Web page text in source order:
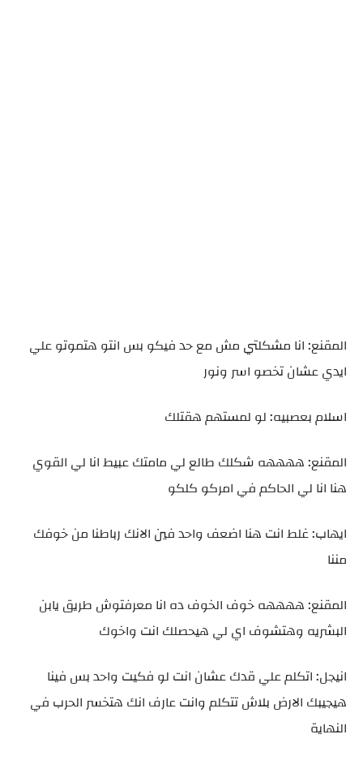
المقنع: انا مشكلتي مش مع حد فيكو بس انتو هتموتو علي
ايدي عشان تخصو اسر ونور
اسلام بعصبيه: لو لمستهم هقتلك
المقنع: ههههه شكلك طالع لي مامتك عبيط انا لي القوي
هنا انا لي الحاكم في امركو كلكو
ايهاب: غلط انت هنا اضعف واحد فين الانك رباطنا من خوفك
مننا
المقنع: ههههه خوف الخوف ده انا معرفتوش طريق يابن
البشريه وهتشوف اي لي هيحصلك انت واخوك
انيجل: اتكلم علي قدك عشان انت لو فكيت واحد بس فينا
هيجيبك الارض بلاش تتكلم وانت عارف انك هتخسر الحرب في
النهاية